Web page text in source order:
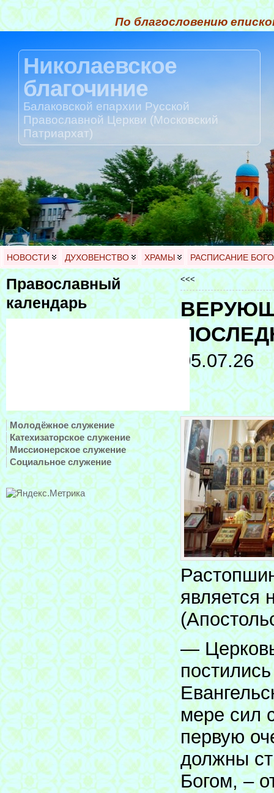
По благословению
Николаевское
благочиние
Балаковской епархии Русской
Православной Церкви (Московский
Патриархат)
НОВОСТИ ДУХОВЕНСТВО ХРАМЫ РАСПИСАНИЕ
Православный
календарь
Молодёжное служение
Катехизаторское служение
Миссионерское служение
Социальное служение
<<<
05.07.26
является
—
мере сил
первую
должны
Богом, –